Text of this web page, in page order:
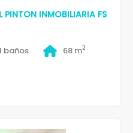
PINTON INMOBILIARIA FS
baños 68 m2